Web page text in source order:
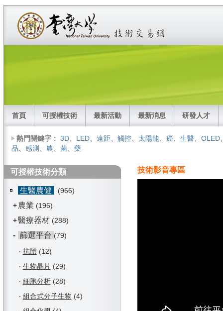
首頁 可授權技術 最新活動 最新消息 研發人才
熱門關鍵字： 3D、 LED、 遠距、 觸控、 太陽能、 癌、 生醫、 OLED
品、 感測 、 農、 菌、 藥
可授權技術分類
生醫農健
(966)
+ 農業 (196)
+醫療器材 (288)
- 篩選平台 (79)
‧ 抗體 (12)
‧ 生物晶片(29)
‧ 細胞分析(28)
‧ 組合式分子生物 (4)
技術影音專區